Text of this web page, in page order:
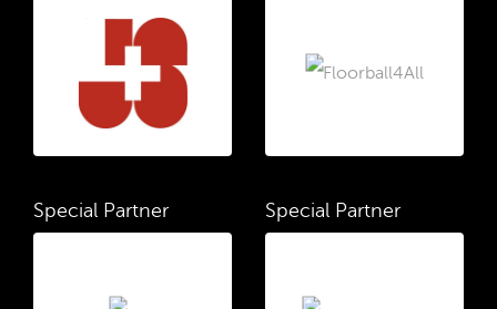
Special Partner Special Partner